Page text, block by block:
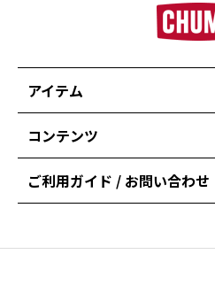
アイテム
コンテンツ
ご利用ガイド / お問い合わせ